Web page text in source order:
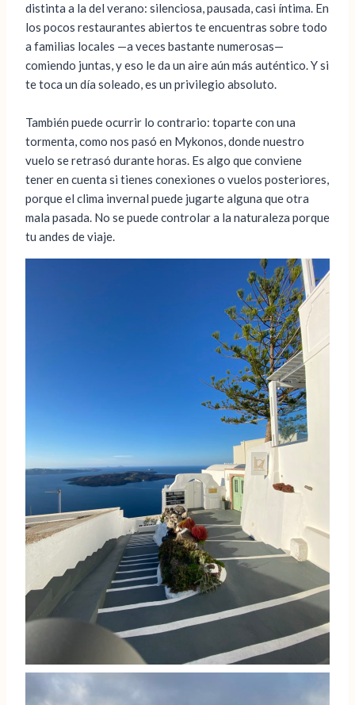
distinta a la del verano: silenciosa, pausada, casi íntima. En
los pocos restaurantes abiertos te encuentras sobre todo
a familias locales —a veces bastante numerosas—
comiendo juntas, y eso le da un aire aún más auténtico. Y si
te toca un día soleado, es un privilegio absoluto.
También puede ocurrir lo contrario: toparte con una
tormenta, como nos pasó en Mykonos, donde nuestro
vuelo se retrasó durante horas. Es algo que conviene
tener en cuenta si tienes conexiones o vuelos posteriores,
porque el clima invernal puede jugarte alguna que otra
mala pasada. No se puede controlar a la naturaleza porque
tu andes de viaje.